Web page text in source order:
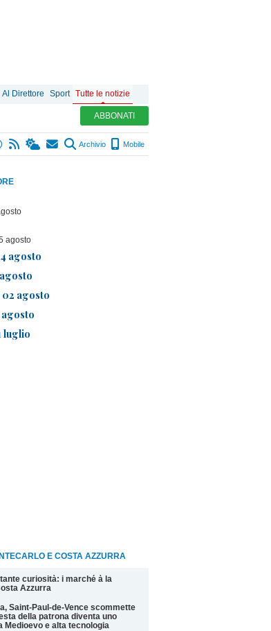
Al Direttore Sport Tutte le notizie
ABBONATI
Archivio Mobile
agosto
agosto
02 agosto
agosto
luglio
E COSTA AZZURRA
curiosità: i marché à la
Azzurra
Saint-Paul-de-Vence scommette
della patrona diventa uno
Medioevo e alta tecnologia